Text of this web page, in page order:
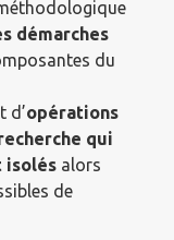
démarches
du
d’opérations
qui
isolés alors
de